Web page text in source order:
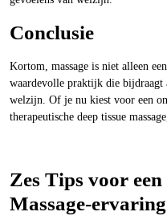
Conclusie
Kortom, massage is niet alleen
waardevolle praktijk die bijdraagt
welzijn. Of je nu kiest voor een
therapeutische deep tissue
Zes Tips voor
Massage-ervaring